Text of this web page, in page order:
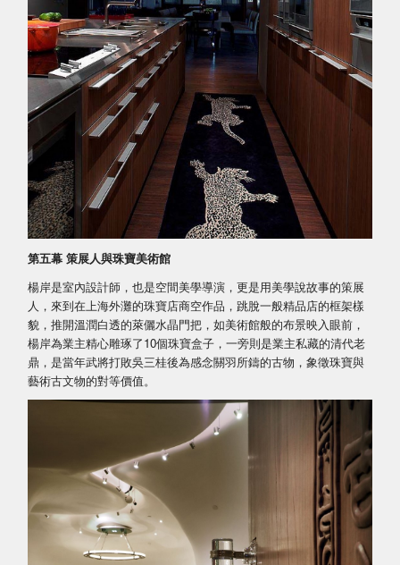
第五幕 策展人與珠寶美術館
楊岸是室內設計師，也是空間美學導演，更是用美學說故事的策展
人，來到在上海外灘的珠寶店商空作品，跳脫一般精品店的框架樣
貌，推開溫潤白透的萊儷水晶門把，如美術館般的布景映入眼前，
楊岸為業主精心雕琢了10個珠寶盒子，一旁則是業主私藏的清代老
鼎，是當年武將打敗吳三桂後為感念關羽所鑄的古物，象徵珠寶與
藝術古文物的對等價值。